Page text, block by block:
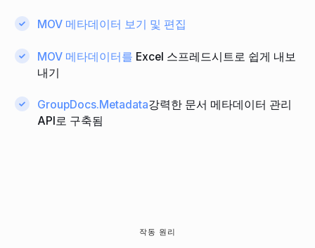
MOV 메타데이터 보기 및 편집
MOV 메타데이터를 Excel 스프레드시트로 쉽게 내보
내기
GroupDocs.Metadata강력한 문서 메타데이터 관리
API로 구축됨
작동 원리